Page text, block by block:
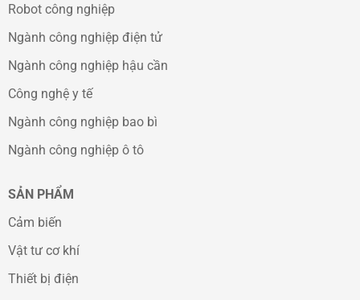
Robot công nghiệp
Ngành công nghiệp điện tử
Ngành công nghiệp hậu cần
Công nghệ y tế
Ngành công nghiệp bao bì
Ngành công nghiệp ô tô
SẢN PHẨM
Cảm biến
Vật tư cơ khí
Thiết bị điện